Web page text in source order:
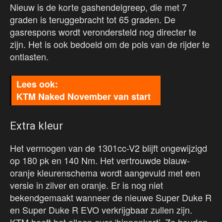
Nieuw is de korte gashendelgreep, die met 7
graden is teruggebracht tot 65 graden. De
gasrespons wordt verondersteld nog directer te
zijn. Het is ook bedoeld om de pols van de rijder te
ontlasten.
KTM Naked November van start
Extra kleur
Het vermogen van de 1301cc-V2 blijft ongewijzigd
op 180 pk en 140 Nm. Het vertrouwde blauw-
oranje kleurenschema wordt aangevuld met een
versie in zilver en oranje. Er is nog niet
bekendgemaakt wanneer de nieuwe Super Duke R
en Super Duke R EVO verkrijgbaar zullen zijn.